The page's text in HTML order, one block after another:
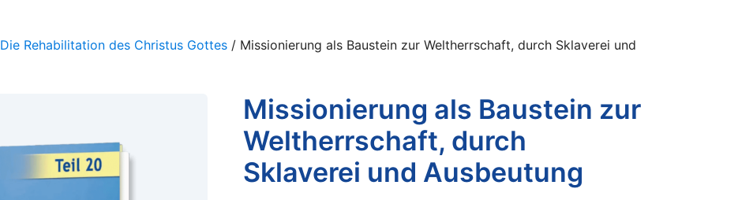
Die Rehabilitation des Christus Gottes / Missionierung als Baustein zur Weltherrschaft, durch Sklaverei und
Missionierung als Baustein zur
Weltherrschaft, durch
Sklaverei und Ausbeutung